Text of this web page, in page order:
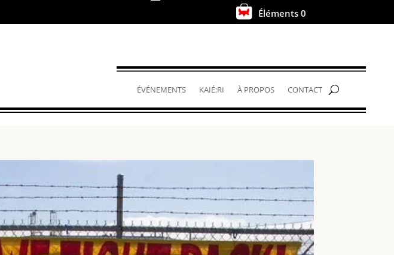
. Éléments 0
ÉVÉNEMENTS KAIÉ:RI À PROPOS CONTACT